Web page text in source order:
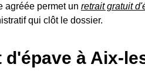
agréée permet un retrait gratuit
qui clôt le dossier.
à Aix-